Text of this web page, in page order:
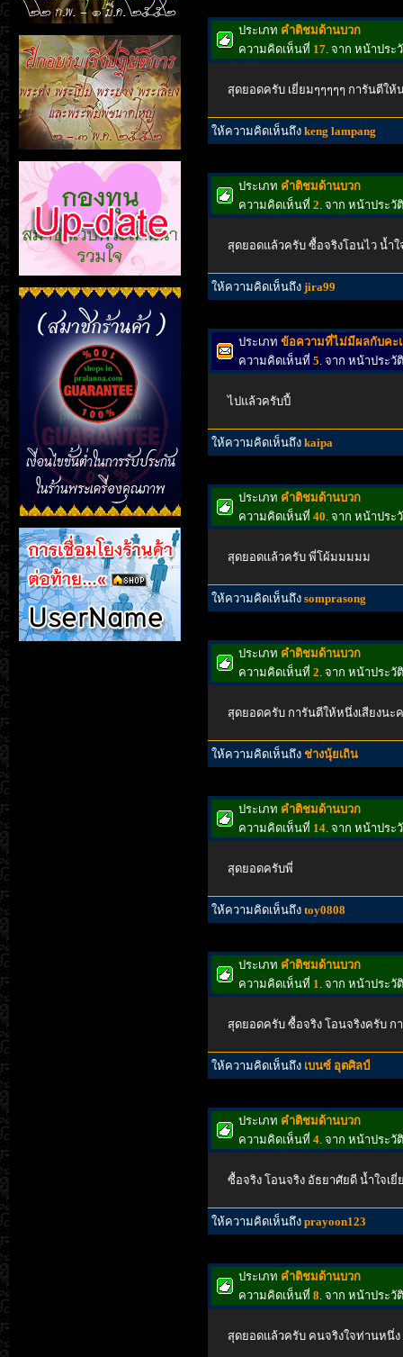
ประเภท คำติชมด้านบวก
ความคิดเห็นที่ 17. จาก หน้าประ
สุดยอดครับ เยี่ยมๆๆๆๆๆ การันตีใ
ให้ความคิดเห็นถึง keng lampang
ประเภท คำติชมด้านบวก
ความคิดเห็นที่ 2. จาก หน้าประวั
สุดยอดแล้วครับ ซื้อจริงโอนไว น้ำ
ให้ความคิดเห็นถึง jira99
ประเภท ข้อความที่ไม่มีผลกับคะ
ความคิดเห็นที่ 5. จาก หน้าประวั
ไปแล้วครับปี้
ให้ความคิดเห็นถึง kaipa
ประเภท คำติชมด้านบวก
ความคิดเห็นที่ 40. จาก หน้าประ
สุดยอดเเล้วครับ พี่โผ้มมมมม
ให้ความคิดเห็นถึง somprasong
ประเภท คำติชมด้านบวก
ความคิดเห็นที่ 2. จาก หน้าประวั
สุดยอดครับ การันตีให้หนึ่งเสียงนะ
ให้ความคิดเห็นถึง ช่างนุ้ยเถิน
ประเภท คำติชมด้านบวก
ความคิดเห็นที่ 14. จาก หน้าประ
สุดยอดครับพี่
ให้ความคิดเห็นถึง toy0808
ประเภท คำติชมด้านบวก
ความคิดเห็นที่ 1. จาก หน้าประวั
สุดยอดครับ ซื้อจริง โอนจริงครับ ก
ให้ความคิดเห็นถึง เบนซ์ อุตศิลป์
ประเภท คำติชมด้านบวก
ความคิดเห็นที่ 4. จาก หน้าประวั
ซื้อจริง โอนจริง อัธยาศัยดี น้ำใจเ
ให้ความคิดเห็นถึง prayoon123
ประเภท คำติชมด้านบวก
ความคิดเห็นที่ 8. จาก หน้าประวั
สุดยอดแล้วครับ คนจริงใจท่านหนึ่